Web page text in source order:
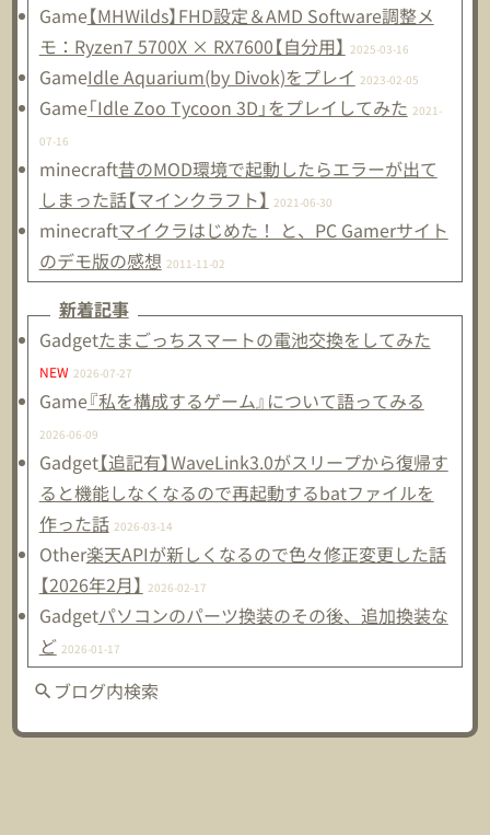
Game【MHWilds】FHD設定＆AMD Software調整メ
モ：Ryzen7 5700X × RX7600【自分用】 2025-03-16
GameIdle Aquarium(by Divok)をプレイ 2023-02-05
Game「Idle Zoo Tycoon 3D」をプレイしてみた 2021-
07-16
minecraft昔のMOD環境で起動したらエラーが出て
しまった話【マインクラフト】 2021-06-30
minecraftマイクラはじめた！ と、PC Gamerサイト
のデモ版の感想 2011-11-02
新着記事
Gadgetたまごっちスマートの電池交換をしてみた
NEW 2026-07-27
Game『私を構成するゲーム』について語ってみる
2026-06-09
Gadget【追記有】WaveLink3.0がスリープから復帰す
ると機能しなくなるので再起動するbatファイルを
作った話 2026-03-14
Other楽天APIが新しくなるので色々修正変更した話
【2026年2月】 2026-02-17
Gadgetパソコンのパーツ換装のその後、追加換装な
ど 2026-01-17
ブログ内検索